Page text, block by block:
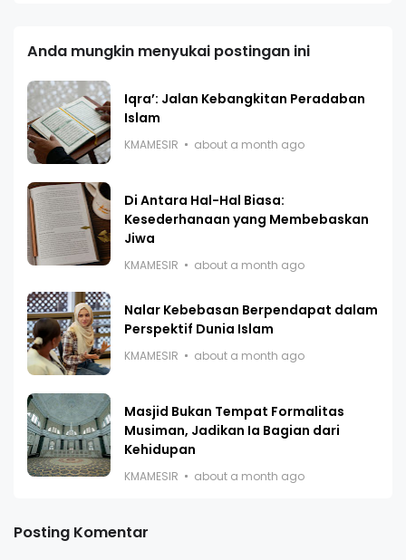
Anda mungkin menyukai postingan ini
Iqra’: Jalan Kebangkitan Peradaban
Islam
KMAMESIR about a month ago
Di Antara Hal-Hal Biasa:
Kesederhanaan yang Membebaskan
Jiwa
KMAMESIR about a month ago
Nalar Kebebasan Berpendapat dalam
Perspektif Dunia Islam
KMAMESIR about a month ago
Masjid Bukan Tempat Formalitas
Musiman, Jadikan Ia Bagian dari
Kehidupan
KMAMESIR about a month ago
Posting Komentar